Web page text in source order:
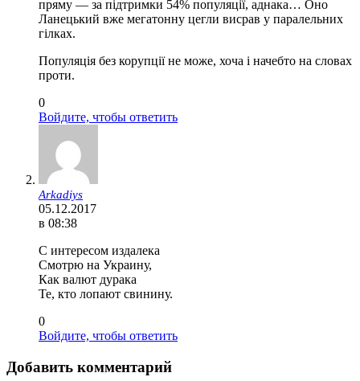
пряму — за підтримки 54% популяції, аднака… Оно
Ланецький вже мегатонну цегли висрав у паралельних
гілках.
Популяція без корупції не може, хоча і начебто на словах
проти.
0
Войдите, чтобы ответить
Arkadiys
05.12.2017
в 08:38
С интересом издалека
Смотрю на Украину,
Как валют дурака
Те, кто лопают свинину.
0
Войдите, чтобы ответить
Добавить комментарий